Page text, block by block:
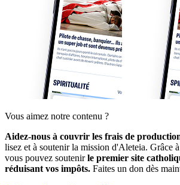
Vous aimez notre contenu ?
Aidez-nous à couvrir les frais de
lisez et à soutenir la mission d'Aleteia. Grâce
vous pouvez soutenirle premier site
réduisant vos impôts. Faites un don dès